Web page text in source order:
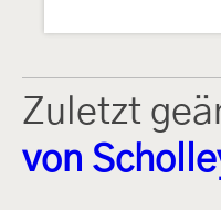
Zuletzt
von